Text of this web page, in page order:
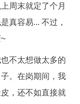
周末就定了个月
真容易... 不过，
不太想做太多的
。在岗期间，我
，还不如直接就